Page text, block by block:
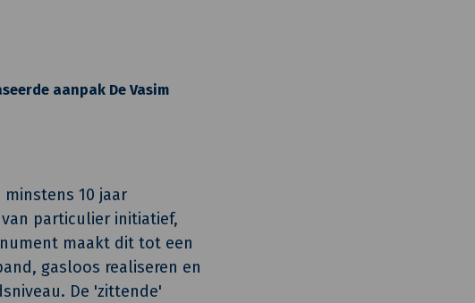
aanpak De Vasim
10 jaar
particulier initiatief,
maakt dit tot een
gasloos realiseren en
De 'zittende'